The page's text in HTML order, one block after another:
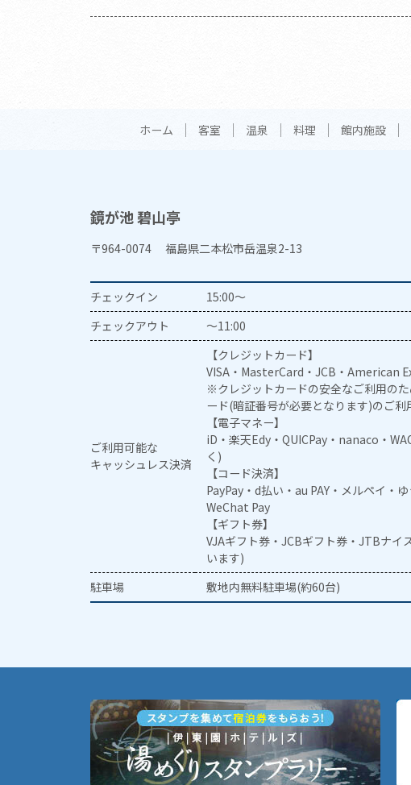
ホーム 客室 温泉 料理 館内施設
鏡が池 碧山亭
〒964-0074 福島県二本松市岳温泉2-13
チェックイン
15:00～
チェックアウト
～11:00
ご利用可能な
キャッシュレス決済
【クレジットカード】
VISA・MasterCard・JCB・American
※クレジットカードの安全なご利用の
ード(暗証番号が必要となります)のご利
【電子マネー】
iD・楽天Edy・QUICPay・nanaco・
く)
【コード決済】
PayPay・d払い・au PAY・メルペイ・
WeChat Pay
【ギフト券】
VJAギフト券・JCBギフト券・JTBナイ
います)
駐車場
敷地内無料駐車場(約60台)